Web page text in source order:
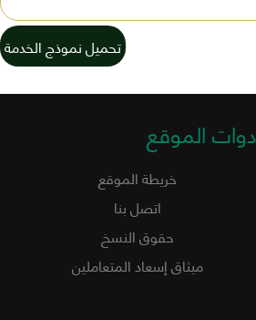
تحميل نموذج الخدمة
الموقع
خريطة الموقع
اتصل بنا
حقوق النسخ
ميثاق إسعاد المتعاملين